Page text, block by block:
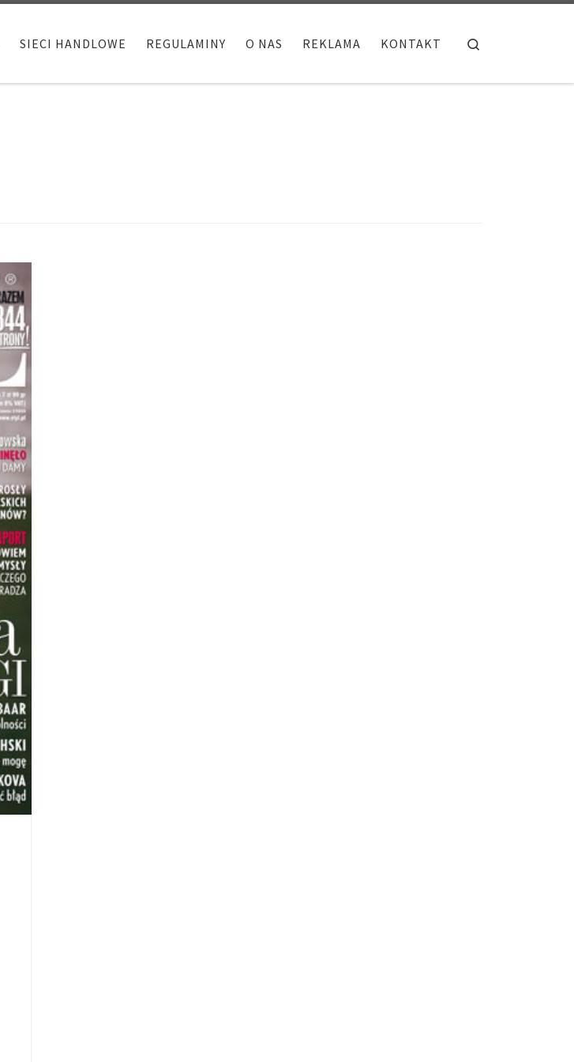
SIECI HANDLOWE REGULAMINY O NAS REKLAMA KONTAKT